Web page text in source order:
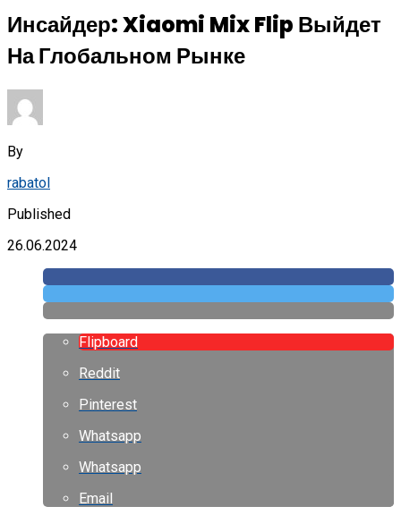
Инсайдер: Xiaomi Mix Flip Выйдет
На Глобальном Рынке
By
rabatol
Published
26.06.2024
Flipboard
Reddit
Pinterest
Whatsapp
Whatsapp
Email